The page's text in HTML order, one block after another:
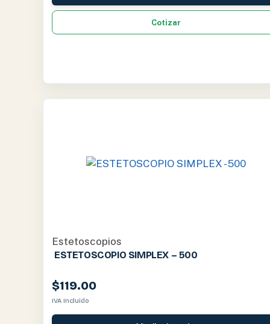
Cotizar
Estetoscopios
ESTETOSCOPIO SIMPLEX – 500
$119.00
IVA Incluido